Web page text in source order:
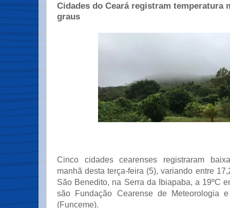
Cidades do Ceará registram temperatura
graus
Cinco cidades cearenses registraram
manhã desta terça-feira (5), variando entre
São Benedito, na Serra da Ibiapaba, a 19ºC
são Fundação Cearense de Meteorologia
(Funceme).